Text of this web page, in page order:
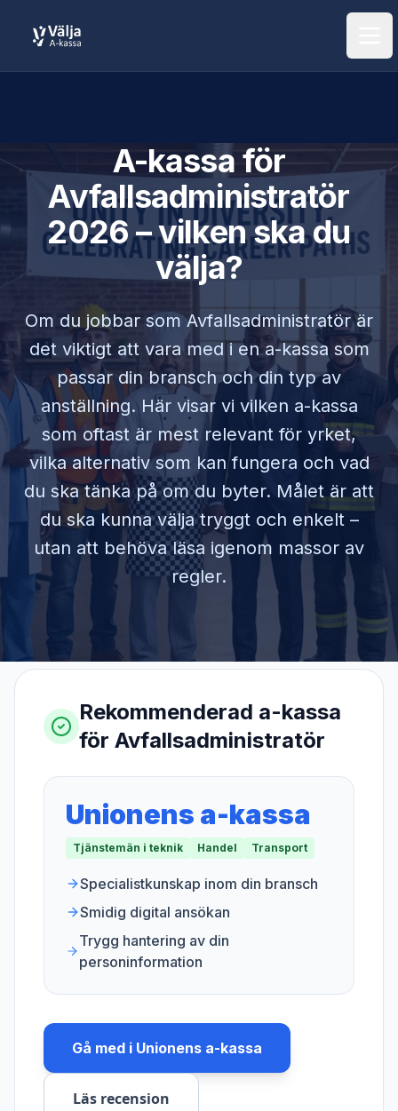
A-kassa för
Avfallsadministratör
2026 – vilken ska du
välja?
Om du jobbar somAvfallsadministratörär
det viktigt att vara med i en a-kassa som
passar din bransch och din typ av
anställning. Här visar vi vilken a-kassa
som oftast är mest relevant för yrket,
vilka alternativ som kan fungera och vad
du ska tänka på om du byter. Målet är att
du ska kunna välja tryggt och enkelt –
utan att behöva läsa igenom massor av
regler.
Rekommenderad a-kassa
för Avfallsadministratör
Unionens a-kassa
Tjänstemän i teknik Handel Transport
Specialistkunskap inom din bransch
Smidig digital ansökan
Trygg hantering av din
personinformation
Gå med i Unionens a-kassa
Läs recension